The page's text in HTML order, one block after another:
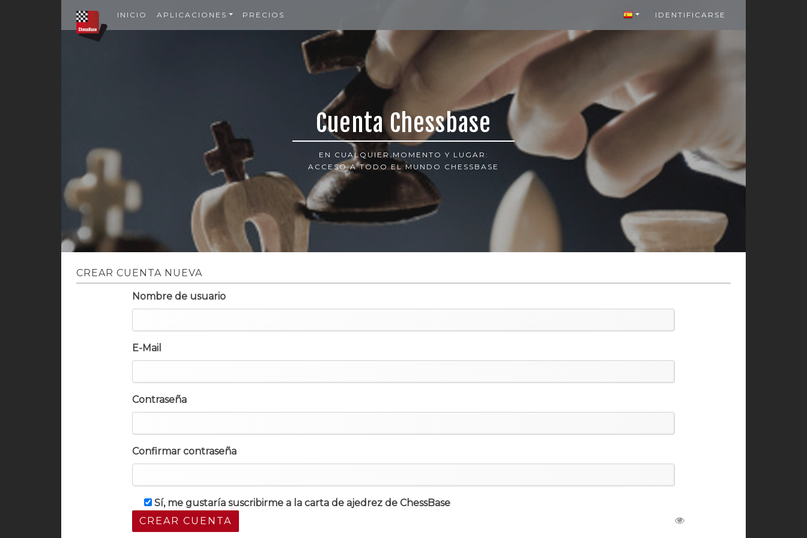
INICIO APLICACIONES PRECIOS IDENTIFICARSE
Cuenta Chessbase
EN CUALQUIER MOMENTO Y LUGAR:
ACCESO A TODO EL MUNDO CHESSBASE
CREAR CUENTA NUEVA
Nombre de usuario
E-Mail
Contraseña
Confirmar contraseña
Sí, me gustaría suscribirme a la carta de ajedrez de ChessBase
CREAR CUENTA